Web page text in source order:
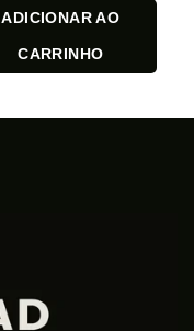
ADICIONAR AO
CARRINHO